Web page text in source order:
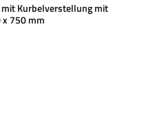
Kurbelverstellung mit
750 mm